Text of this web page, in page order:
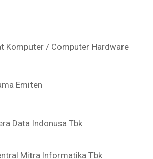
/ Computer Hardware
Emiten
Data Indonusa Tbk
Mitra Informatika Tbk